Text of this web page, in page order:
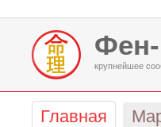
крупнейшее
Главная